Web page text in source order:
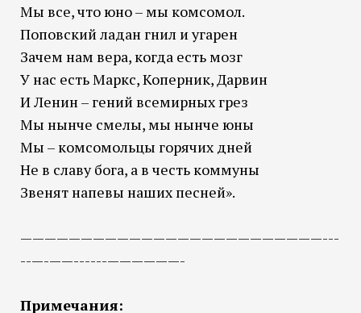
Мы все, что юно – мы комсомол.
Поповский ладан гнил и угарен
Зачем нам вера, когда есть мозг
У нас есть Маркс, Коперник, Дарвин
И Ленин – гений всемирных грез
Мы нынче смелы, мы нынче юны
Мы – комсомольцы горячих дней
Не в славу бога, а в честь коммуны
Звенят напевы наших песней».
—————————————————————————---
--—-——------——————-
Примечания: